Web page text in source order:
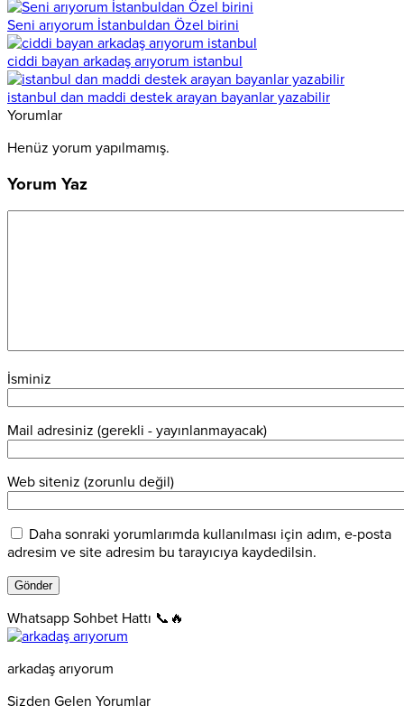
Seni arıyorum İstanbuldan Özel birini
ciddi bayan arkadaş arıyorum istanbul
istanbul dan maddi destek arayan bayanlar yazabilir
Yorumlar
Henüz yorum yapılmamış.
Yorum Yaz
İsminiz
Mail adresiniz (gerekli - yayınlanmayacak)
Web siteniz (zorunlu değil)
Daha sonraki yorumlarımda kullanılması için adım, e-posta
adresim ve site adresim bu tarayıcıya kaydedilsin.
Whatsapp Sohbet Hattı 📞🔥
arkadaş arıyorum
Sizden Gelen Yorumlar